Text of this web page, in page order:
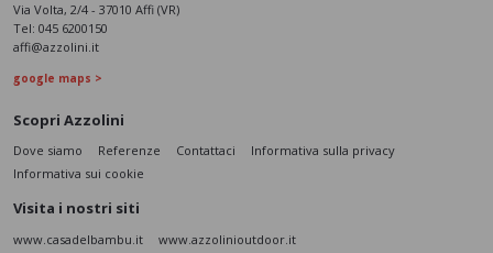
Via Volta, 2/4 - 37010 Affi (VR)
Tel: 045 6200150
affi@azzolini.it
google maps >
Scopri Azzolini
Dove siamo Referenze Contattaci
Informativa sulla privacy
Informativa sui cookie
Visita i nostri siti
www.casadelbambu.it www.azzolinioutdoor.it